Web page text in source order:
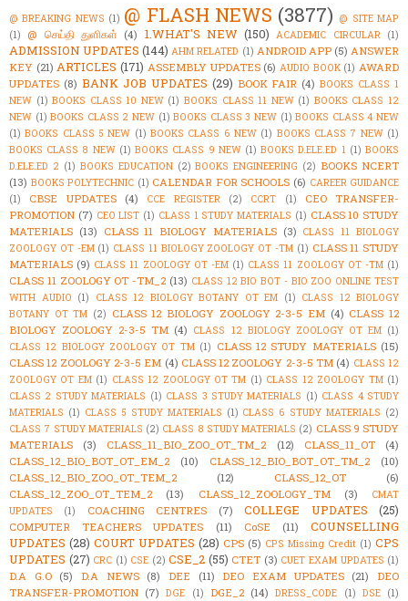
@ BREAKING NEWS (1) @ FLASH NEWS (3877) @ SITE MAP
(1) @ செய்தி துளிகள் (4) 1.WHAT'S NEW (150) ACADEMIC CIRCULAR (1)
ADMISSION UPDATES (144) AHM RELATED (1) ANDROID APP (5) ANSWER
KEY (21) ARTICLES (171) ASSEMBLY UPDATES (6) AUDIO BOOK (1) AWARD
UPDATES (8) BANK JOB UPDATES (29) BOOK FAIR (4) BOOKS CLASS 1
NEW (1) BOOKS CLASS 10 NEW (1) BOOKS CLASS 11 NEW (1) BOOKS CLASS 12
NEW (1) BOOKS CLASS 2 NEW (1) BOOKS CLASS 3 NEW (1) BOOKS CLASS 4 NEW
(1) BOOKS CLASS 5 NEW (1) BOOKS CLASS 6 NEW (1) BOOKS CLASS 7 NEW (1)
BOOKS CLASS 8 NEW (1) BOOKS CLASS 9 NEW (1) BOOKS D.ELE.ED 1 (1) BOOKS
D.ELE.ED 2 (1) BOOKS EDUCATION (2) BOOKS ENGINEERING (2) BOOKS NCERT
(13) BOOKS POLYTECHNIC (1) CALENDAR FOR SCHOOLS (6) CAREER GUIDANCE
(1)
CBSE UPDATES (4) CCE REGISTER (2) CCRT (1)
CEO TRANSFER-
PROMOTION (7) CEO LIST (1) CLASS 1 STUDY MATERIALS (1) CLASS 10 STUDY
MATERIALS (13) CLASS 11 BIOLOGY MATERIALS (3) CLASS 11 BIOLOGY
ZOOLOGY OT -EM (1) CLASS 11 BIOLOGY ZOOLOGY OT -TM (1) CLASS 11 STUDY
MATERIALS (9) CLASS 11 ZOOLOGY OT -EM (1) CLASS 11 ZOOLOGY OT -TM (1)
CLASS 11 ZOOLOGY OT -TM_2 (13) CLASS 12 BIO BOT - BIO ZOO ONLINE TEST
WITH AUDIO (1) CLASS 12 BIOLOGY BOTANY OT EM (1) CLASS 12 BIOLOGY
BOTANY OT TM (2) CLASS 12 BIOLOGY ZOOLOGY 2-3-5 EM (4) CLASS 12
BIOLOGY ZOOLOGY 2-3-5 TM (4) CLASS 12 BIOLOGY ZOOLOGY OT EM (1)
CLASS 12 BIOLOGY ZOOLOGY OT TM (1) CLASS 12 STUDY MATERIALS (15)
CLASS 12 ZOOLOGY 2-3-5 EM (4) CLASS 12 ZOOLOGY 2-3-5 TM (4) CLASS 12
ZOOLOGY OT EM (1) CLASS 12 ZOOLOGY OT TM (1) CLASS 12 ZOOLOGY TM (1)
CLASS 2 STUDY MATERIALS (1) CLASS 3 STUDY MATERIALS (1) CLASS 4 STUDY
MATERIALS (1) CLASS 5 STUDY MATERIALS (1) CLASS 6 STUDY MATERIALS (2)
CLASS 7 STUDY MATERIALS (2) CLASS 8 STUDY MATERIALS (2) CLASS 9 STUDY
MATERIALS
(3) CLASS_11_BIO_ZOO_OT_TM_2 (12) CLASS_11_OT
(4)
CLASS_12_BIO_BOT_OT_EM_2
(10) CLASS_12_BIO_BOT_OT_TM_2
(10)
CLASS_12_BIO_ZOO_OT_TEM_2
(12) CLASS_12_OT
(6)
CLASS_12_ZOO_OT_TEM_2
(13) CLASS_12_ZOOLOGY_TM (3)
CMAT
UPDATES
(1) COACHING CENTRES (7) COLLEGE UPDATES (25)
COMPUTER TEACHERS UPDATES (11) CoSE (11)
COUNSELLING
UPDATES (28) COURT UPDATES (28) CPS (5) CPS Missing Credit (1) CPS
UPDATES (27) CRC (1) CSE (2) CSE_2 (55) CTET (3) CUET EXAM UPDATES (1)
D.A G.O (5) D.A NEWS (8) DEE (11) DEO EXAM UPDATES (21)
DEO
TRANSFER-PROMOTION (7) DGE (1) DGE_2 (14) DRESS_CODE (1) DSE (1)